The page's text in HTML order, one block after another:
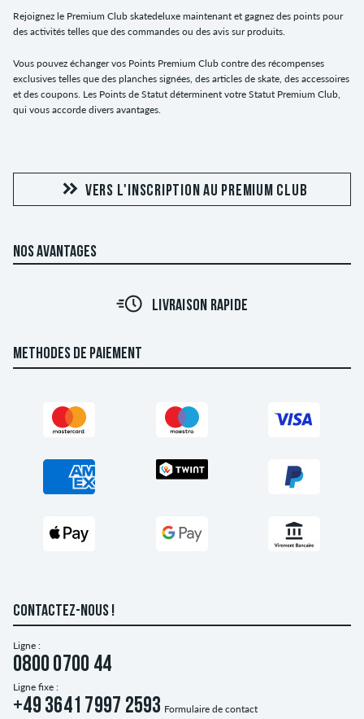
Rejoignez le Premium Club skatedeluxe maintenant et gagnez des points pour
des activités telles que des commandes ou des avis sur produits.
Vous pouvez échanger vos Points Premium Club contre des récompenses
exclusives telles que des planches signées, des articles de skate, des accessoires
et des coupons. Les Points de Statut déterminent votre Statut Premium Club,
qui vous accorde divers avantages.
VERS L'INSCRIPTION AU PREMIUM CLUB
NOS AVANTAGES
LIVRAISON RAPIDE
METHODES DE PAIEMENT
CONTACTEZ-NOUS !
Ligne :
0800 0700 44
Ligne fixe :
+49 3641 7997 2593 Formulaire de contact